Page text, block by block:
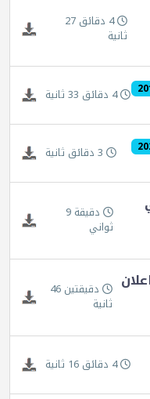
4 دقائق 27
ثانية
4 دقائق 33 ثانية
3 دقائق ثانية
دقيقة 9
ثواني
دقيقتين 46
ثانية
4 دقائق 16 ثانية